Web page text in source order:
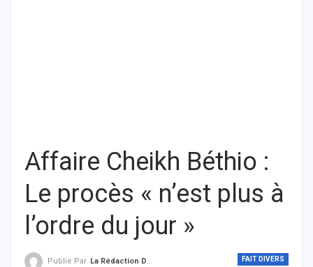
Affaire Cheikh Béthio :
Le procès « n’est plus à
l’ordre du jour »
FAIT DIVERS
Publié Par La Rédaction De THIEYSENEGAL.com